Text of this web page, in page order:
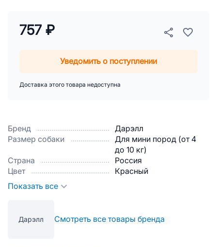
Бренд
Дарэлл
Размер собаки
Для мини пород (от 4
до 10 кг)
Страна
Россия
Цвет
Красный
Показать все
Дарэлл Смотреть все товары бренда
757 ₽
Уведомить о поступлении
Доставка этого товара недоступна